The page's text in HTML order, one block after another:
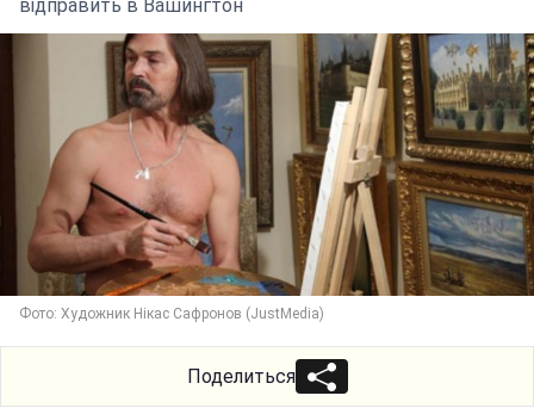
відправить в Вашингтон
Фото: Художник Нікас Сафронов (JustMedia)
Поделиться